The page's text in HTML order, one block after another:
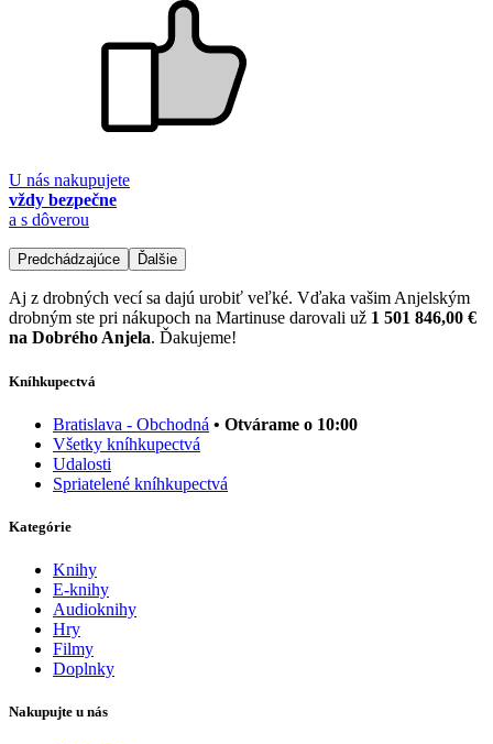
U nás nakupujete
vždy bezpečne
a s dôverou
Predchádzajúce Ďalšie
Aj z drobných vecí sa dajú urobiť veľké. Vďaka vašim Anjelským
drobným ste pri nákupoch na Martinuse darovali už 1 501 846,00 €
na Dobrého Anjela. Ďakujeme!
Kníhkupectvá
Bratislava - Obchodná • Otvárame o 10:00
Všetky kníhkupectvá
Udalosti
Spriatelené kníhkupectvá
Kategórie
Knihy
E-knihy
Audioknihy
Hry
Filmy
Doplnky
Nakupujte u nás